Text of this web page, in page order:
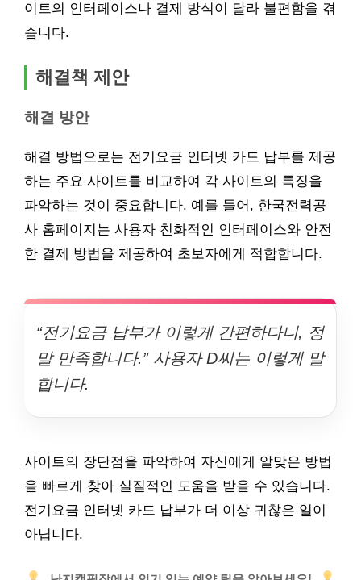
이트의 인터페이스나 결제 방식이 달라 불편함을 겪
습니다.
해결책 제안
해결 방안
해결 방법으로는 전기요금 인터넷 카드 납부를 제공
하는 주요 사이트를 비교하여 각 사이트의 특징을
파악하는 것이 중요합니다. 예를 들어, 한국전력공
사 홈페이지는 사용자 친화적인 인터페이스와 안전
한 결제 방법을 제공하여 초보자에게 적합합니다.
“전기요금 납부가 이렇게 간편하다니, 정
말 만족합니다.” 사용자 D씨는 이렇게 말
합니다.
사이트의 장단점을 파악하여 자신에게 알맞은 방법
을 빠르게 찾아 실질적인 도움을 받을 수 있습니다.
전기요금 인터넷 카드 납부가 더 이상 귀찮은 일이
아닙니다.